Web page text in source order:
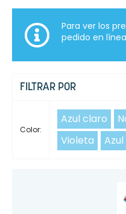
Para ver los
pedido en
FILTRAR POR
Color:
Azul claro
Violeta